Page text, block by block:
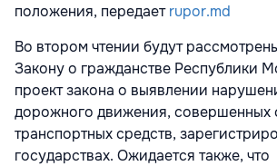
положения, передаетrupor.md
Во втором чтении будут
Закону о гражданстве Республики
проект закона о выявлении
дорожного движения, совершенных
транспортных средств,
государствах. Ожидается также, что